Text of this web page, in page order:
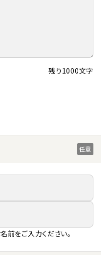
残り1000文字
任意
をご入力ください。